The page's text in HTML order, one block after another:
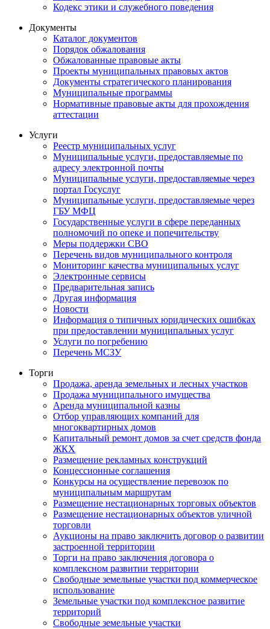
Кодекс этики и служебного поведения
Документы
Каталог документов
Порядок обжалования
Обжалованные правовые акты
Проекты муниципальных правовых актов
Документы стратегического планирования
Муниципальные программы
Нормативные правовые акты для прохождения
аттестации
Услуги
Реестр муниципальных услуг
Муниципальные услуги, предоставляемые по
адресу электронной почты
Муниципальные услуги, предоставляемые через
портал Госуслуг
Муниципальные услуги, предоставляемые через
ГБУ МФЦ
Государственные услуги в сфере переданных
полномочий по опеке и попечительству
Меры поддержки СВО
Перечень видов муниципального контроля
Мониторинг качества муниципальных услуг
Электронные сервисы
Предварительная запись
Другая информация
Новости
Информация о типичных юридических ошибках
при предоставлении муниципальных услуг
Услуги по погребению
Перечень МСЗУ
Торги
Продажа, аренда земельных и лесных участков
Продажа муниципального имущества
Аренда муниципальной казны
Отбор управляющих компаний для
многоквартирных домов
Капитальный ремонт домов за счет средств фонда
ЖКХ
Размещение рекламных конструкций
Концессионные соглашения
Конкурсы на осуществление перевозок по
муниципальным маршрутам
Размещение нестационарных торговых объектов
Размещение нестационарных объектов уличной
торговли
Аукционы на право заключить договор о развитии
застроенной территории
Торги на право заключения договора о
комплексном развитии территории
Свободные земельные участки под коммерческое
использование
Земельные участки под комплексное развитие
территорий
Свободные земельные участки